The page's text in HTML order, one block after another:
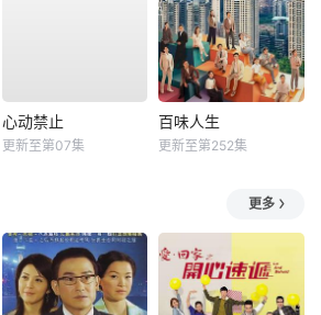
心动禁止
更新至第07集
百味人生
更新至第252集
更多